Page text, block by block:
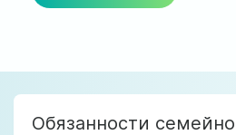
Обязанности